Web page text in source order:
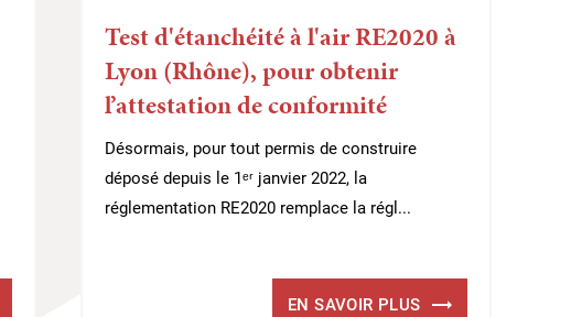
Test d'étanchéité à l'air RE2020 à
Lyon (Rhône), pour obtenir
l’attestation de conformité
Désormais, pour tout permis de construire
déposé depuis le 1ᵉʳ janvier 2022, la
réglementation RE2020 remplace la régl...
EN SAVOIR PLUS